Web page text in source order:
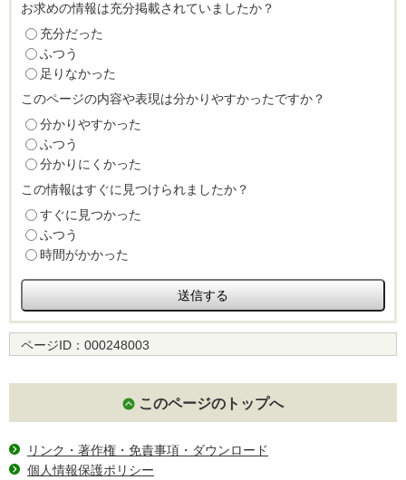
お求めの情報は充分掲載されていましたか？
充分だった
ふつう
足りなかった
このページの内容や表現は分かりやすかったですか？
分かりやすかった
ふつう
分かりにくかった
この情報はすぐに見つけられましたか？
すぐに見つかった
ふつう
時間がかかった
ページID： 000248003
このページのトップへ
リンク・著作権・免責事項・ダウンロード
個人情報保護ポリシー